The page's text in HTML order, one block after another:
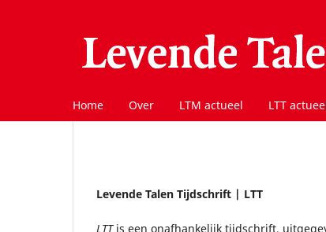
Home Over LTM actueel LTT
Levende Talen Tijdschrift | LTT
LTTis een onafhankelijk tijdschrift,